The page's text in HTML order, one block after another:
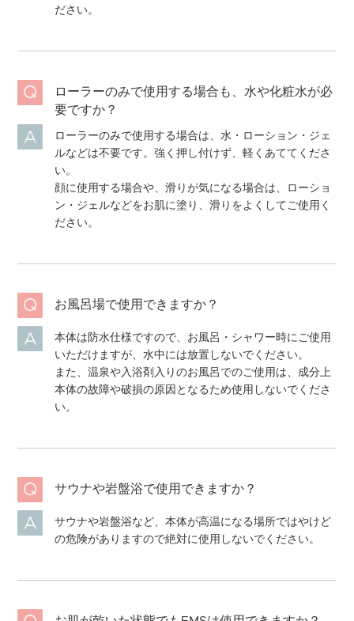
ださい。
ローラーのみで使用する場合も、水や化粧水が必
要ですか？
ローラーのみで使用する場合は、水・ローション・ジェ
ルなどは不要です。強く押し付けず、軽くあててくださ
い。
顔に使用する場合や、滑りが気になる場合は、ローショ
ン・ジェルなどをお肌に塗り、滑りをよくしてご使用く
ださい。
お風呂場で使用できますか？
本体は防水仕様ですので、お風呂・シャワー時にご使用
いただけますが、水中には放置しないでください。
また、温泉や入浴剤入りのお風呂でのご使用は、成分上
本体の故障や破損の原因となるため使用しないでくださ
い。
サウナや岩盤浴で使用できますか？
サウナや岩盤浴など、本体が高温になる場所ではやけど
の危険がありますので絶対に使用しないでください。